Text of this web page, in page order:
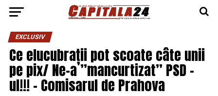
EXCLUSIV
Ce elucubrații pot scoate câte unii
pe pix/ Ne-a ”mancurtizat” PSD –
ul!!! – Comisarul de Prahova